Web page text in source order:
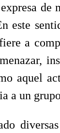
este
a
aquel
a un